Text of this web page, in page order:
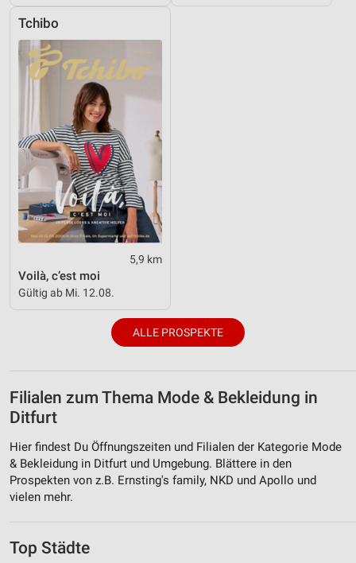
Tchibo
5,9 km
Voilà, c’est moi
Gültig ab Mi. 12.08.
ALLE PROSPEKTE
Filialen zum Thema Mode & Bekleidung in
Ditfurt
Hier findest Du Öffnungszeiten und Filialen der Kategorie Mode
& Bekleidung in Ditfurt und Umgebung. Blättere in den
Prospekten von z.B. Ernsting's family, NKD und Apollo und
vielen mehr.
Top Städte